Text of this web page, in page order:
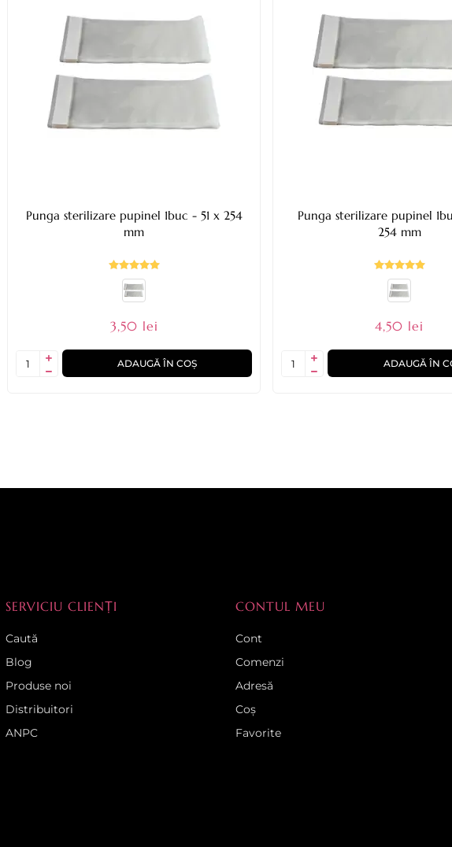
Punga sterilizare pupinel 1buc - 51 x 254
mm
3,50 lei
ADAUGĂ ÎN COȘ
Punga sterilizare pupinel
254 mm
4,50 lei
ADAUGĂ ÎN
SERVICIU CLIENȚI
Caută
Blog
Produse noi
Distribuitori
ANPC
CONTUL MEU
Cont
Comenzi
Adresă
Coș
Favorite